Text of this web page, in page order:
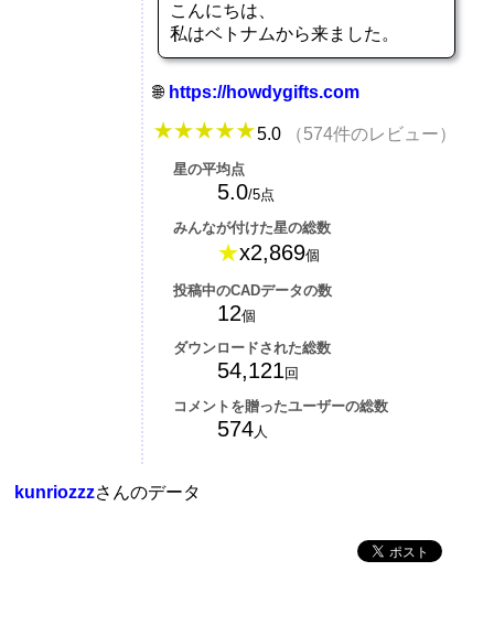
こんにちは、
私はベトナムから来ました。
https://howdygifts.com
5.0 （574件のレビュー）
星の平均点
5.0/5点
みんなが付けた星の総数
★x2,869個
投稿中のCADデータの数
12個
ダウンロードされた総数
54,121回
コメントを贈ったユーザーの総数
574人
kunriozzzさんのデータ